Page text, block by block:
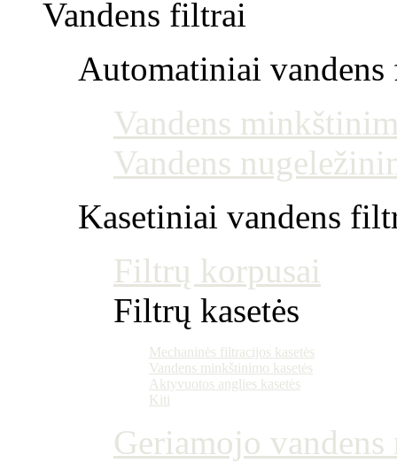
Vandens filtrai
Automatiniai
Vandens
Vandens
Kasetiniai vandens
Filtrų korpusai
Filtrų kasetės
Mechaninės filtracijos kasetės
Vandens minkštinimo kasetės
Aktyvuotos anglies kasetės
Kiti
Geriamojo